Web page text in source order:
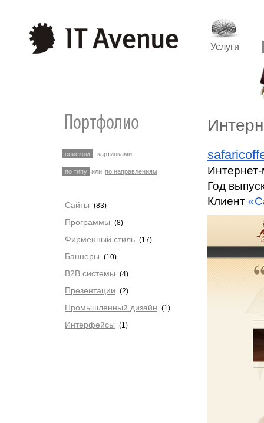
Услуги
списком картинками
по типу или по направлениям
Сайты (83)
Программы (8)
Фирменный стиль (17)
Баннеры (10)
B2B системы (4)
Презентации (2)
Промышленный дизайн (1)
Интерфейсы (1)
Год
Клиент